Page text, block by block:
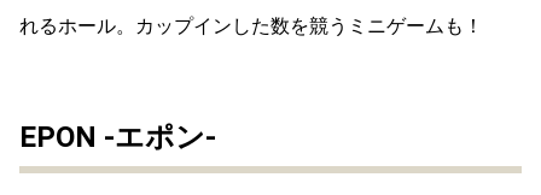
れるホール。カップインした数を競うミニゲームも！
EPON -エポン-